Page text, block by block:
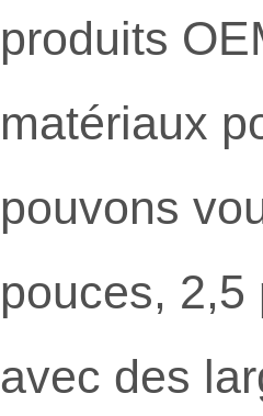
produits
matériaux
pouvons
pouces, 2,5
avec des